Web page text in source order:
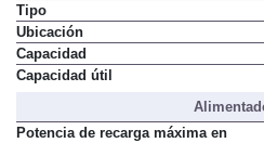
Tipo
Ubicación
Capacidad
Capacidad útil
Potencia de recarga máxima en